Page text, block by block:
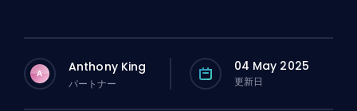
A Anthony King
パートナー
04 May 2025
更新日